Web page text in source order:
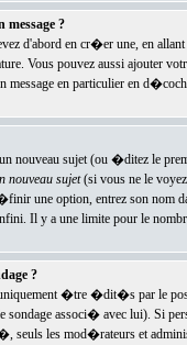
?
d'abord en cr�er une, en
Vous pouvez aussi ajouter
en particulier en
nouveau sujet (ou �ditez le
nouveau sujet(si vous ne le voyez
une option, entrez son nom
Il y a une limite pour le
?
uniquement �tre �dit�s par le
sondage associ� avec lui). Si
seuls les mod�rateurs et